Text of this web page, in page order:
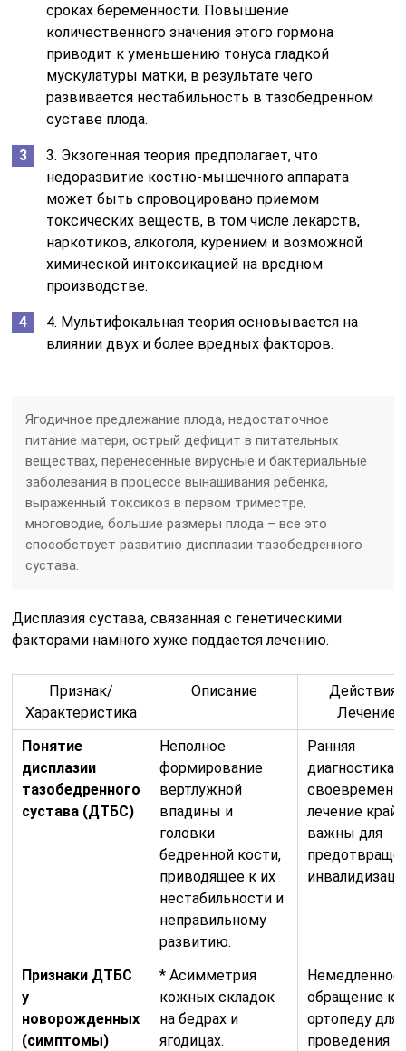
сроках беременности. Повышение
количественного значения этого гормона
приводит к уменьшению тонуса гладкой
мускулатуры матки, в результате чего
развивается нестабильность в тазобедренном
суставе плода.
3. Экзогенная теория предполагает, что
недоразвитие костно-мышечного аппарата
может быть спровоцировано приемом
токсических веществ, в том числе лекарств,
наркотиков, алкоголя, курением и возможной
химической интоксикацией на вредном
производстве.
4. Мультифокальная теория основывается на
влиянии двух и более вредных факторов.
Ягодичное предлежание плода, недостаточное
питание матери, острый дефицит в питательных
веществах, перенесенные вирусные и бактериальные
заболевания в процессе вынашивания ребенка,
выраженный токсикоз в первом триместре,
многоводие, большие размеры плода – все это
способствует развитию дисплазии тазобедренного
сустава.
Дисплазия сустава, связанная с генетическими
факторами намного хуже поддается лечению.
Признак/
Характеристика
Описание
Действия/
Лечение
Понятие
дисплазии
тазобедренного
сустава (ДТБС)
Неполное
формирование
вертлужной
впадины и
головки
бедренной кости,
приводящее к их
нестабильности и
неправильному
развитию.
Ранняя
диагностика и
лечение
важны для
Признаки ДТБС
у
новорожденных
(симптомы)
* Асимметрия
кожных складок
на бедрах и
ягодицах.
Немедленное
обращение к
ортопеду для
проведения